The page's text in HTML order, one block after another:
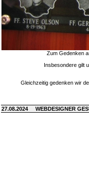
Zum Gedenken
Insbesondere gilt
Gleichzeitig gedenken wir
27.08.2024 WEBDESIGNER